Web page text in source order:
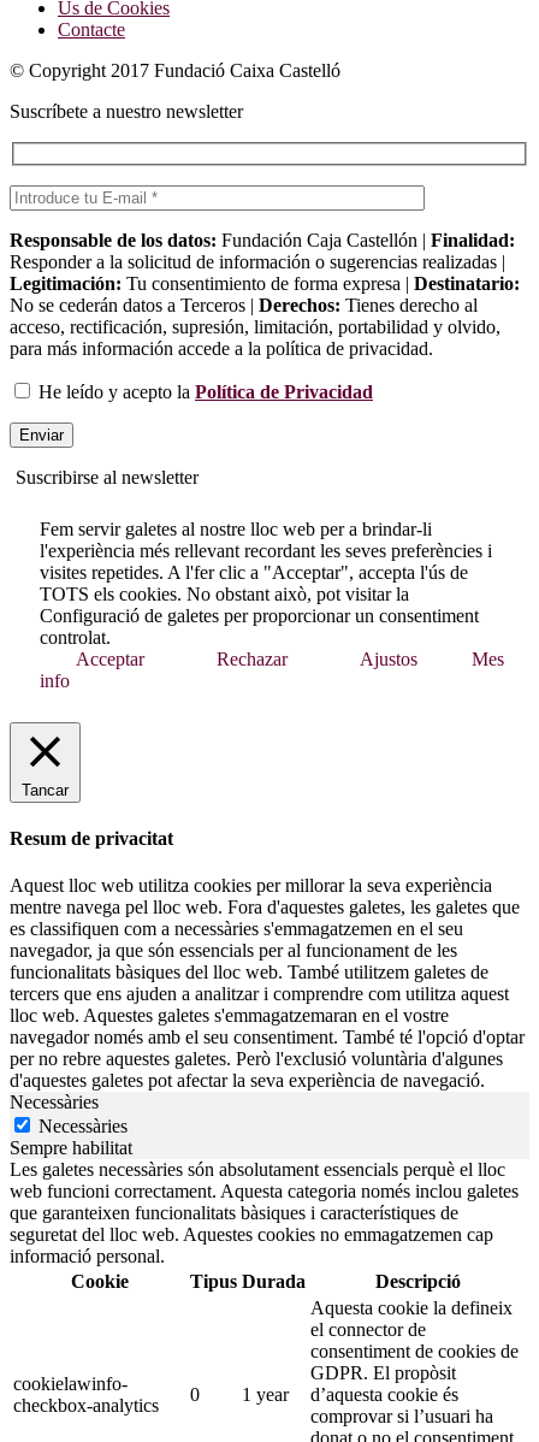
Us de Cookies
Contacte
© Copyright 2017 Fundació Caixa Castelló
Suscríbete a nuestro newsletter
Responsable de los datos: Fundación Caja Castellón | Finalidad:
Responder a la solicitud de información o sugerencias realizadas |
Legitimación: Tu consentimiento de forma expresa | Destinatario:
No se cederán datos a Terceros | Derechos: Tienes derecho al
acceso, rectificación, supresión, limitación, portabilidad y olvido,
para más información accede a la política de privacidad.
He leído y acepto la Política de Privacidad
Suscribirse al newsletter
Fem servir galetes al nostre lloc web per a brindar-li
l'experiència més rellevant recordant les seves preferències i
visites repetides. A l'fer clic a "Acceptar", accepta l'ús de
TOTS els cookies. No obstant això, pot visitar la
Configuració de galetes per proporcionar un consentiment
controlat.
Acceptar
Rechazar Ajustos
Mes
info
Tancar
Resum de privacitat
Aquest lloc web utilitza cookies per millorar la seva experiència
mentre navega pel lloc web. Fora d'aquestes galetes, les galetes que
es classifiquen com a necessàries s'emmagatzemen en el seu
navegador, ja que són essencials per al funcionament de les
funcionalitats bàsiques del lloc web. També utilitzem galetes de
tercers que ens ajuden a analitzar i comprendre com utilitza aquest
lloc web. Aquestes galetes s'emmagatzemaran en el vostre
navegador només amb el seu consentiment. També té l'opció d'optar
per no rebre aquestes galetes. Però l'exclusió voluntària d'algunes
d'aquestes galetes pot afectar la seva experiència de navegació.
Necessàries
Necessàries
Sempre habilitat
Les galetes necessàries són absolutament essencials perquè el lloc
web funcioni correctament. Aquesta categoria només inclou galetes
que garanteixen funcionalitats bàsiques i característiques de
seguretat del lloc web. Aquestes cookies no emmagatzemen cap
informació personal.
Cookie
Tipus Durada Descripció
cookielawinfo-
checkbox-analytics
0 1 year
Aquesta cookie la defineix
el connector de
consentiment de cookies de
GDPR. El propòsit
d’aquesta cookie és
comprovar si l’usuari ha